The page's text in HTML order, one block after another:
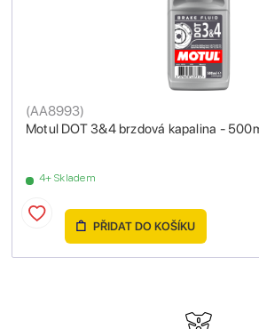
Motul DOT 3&4 brzdová kapalina -
(AA8993)
4+ Skladem
PŘIDAT DO KOŠÍKU